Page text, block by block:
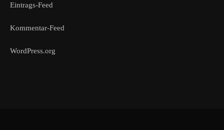
Eintrags-Feed
Kommentar-Feed
WordPress.org